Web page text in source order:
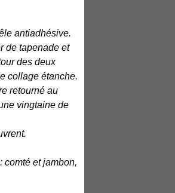
antiadhésive.
de tapenade et
des deux
collage étanche.
retourné au
vingtaine de
comté et jambon,